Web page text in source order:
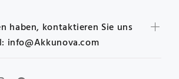
haben, kontaktieren Sie uns
info@Akkunova.com